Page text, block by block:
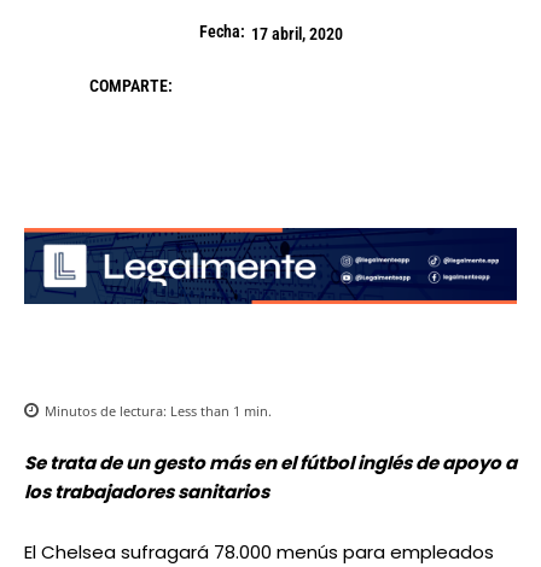
Fecha: 17 abril, 2020
COMPARTE:
Minutos de lectura: Less than 1 min.
Se trata de un gesto más en el fútbol inglés de apoyo a
los trabajadores sanitarios
El Chelsea sufragará 78.000 menús para empleados